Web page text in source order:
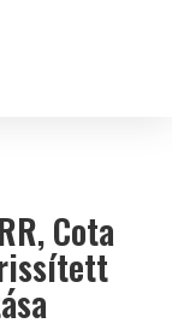
Cota